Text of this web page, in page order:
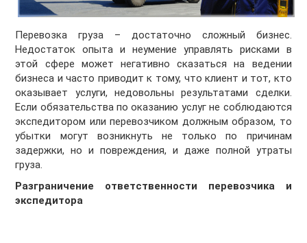
Перевозка груза – достаточно сложный бизнес.
Недостаток опыта и неумение управлять рисками в
этой сфере может негативно сказаться на ведении
бизнеса и часто приводит к тому, что клиент и тот, кто
оказывает услуги, недовольны результатами сделки.
Если обязательства по оказанию услуг не соблюдаются
экспедитором или перевозчиком должным образом, то
убытки могут возникнуть не только по причинам
задержки, но и повреждения, и даже полной утраты
груза.
Разграничение ответственности перевозчика и
экспедитора